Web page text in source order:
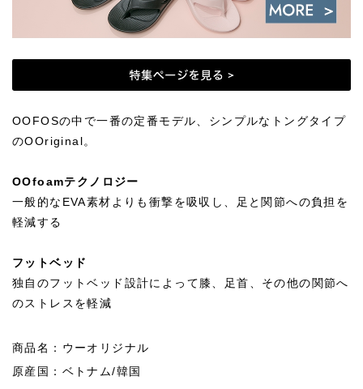
OOFOSの中で一番の定番モデル、シンプルなトングタイプ
のOOriginal。
OOfoamテクノロジー
一般的なEVA素材よりも衝撃を吸収し、足と関節への負担を
軽減する
フットベッド
独自のフットベッド設計によって膝、足首、その他の関節へ
のストレスを軽減
商品名：ウーオリジナル
原産国：ベトナム/韓国